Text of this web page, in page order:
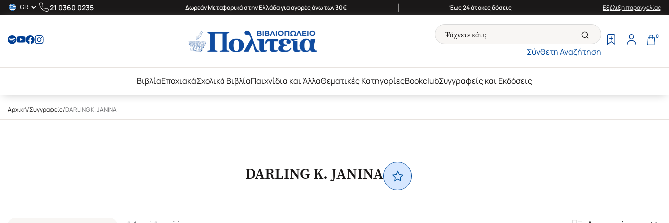
21 0360 0235 Δωρεάν Μεταφορικά στην Ελλάδα για αγορές άνω των 30€ | Έως 24 άτοκες δόσεις Εξέλιξη παραγγελίας
Σύνθετη Αναζήτηση
0
ΒιβλίαΕποχιακάΣχολικά ΒιβλίαΠαιχνίδια και ΆλλαΘεματικές ΚατηγορίεςBookclubΣυγγραφείς και Εκδόσεις
Αρχική/Συγγραφείς/DARLING K. JANINA
DARLING K. JANINA